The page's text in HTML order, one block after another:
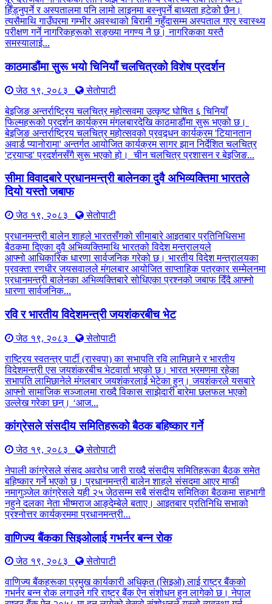
हिँड्नुपर्ने र अस्पतालमा पनि लामो लाइनमा बस्नुपर्ने बाध्यता हटेको छैन।
त्यसैमाथि गाउँघरमा गम्भीर अवस्थाको बिरामी नहुँदासम्म अस्पताल गएर स्वास्थ्य
परीक्षण गर्ने नागरिकहरूको सङ्ख्या नगण्य नै छ। नागरिकका यस्तै
समस्यालाई...
काठमाडौंमा सुरू भयो चिनियाँ चलचित्रको विशेष प्रदर्शन
जेठ १९, २०८३
सेतोपाटी
बेइजिङ अन्तर्राष्ट्रिय चलचित्र महोत्सवमा उत्कृष्ट घोषित ६ चिनियाँ
फिल्महरूको प्रदर्शन कार्यक्रम मंगलबारदेखि काठमाडौंमा सुरू भएको छ।
बेइजिङ अन्तर्राष्ट्रिय चलचित्र महोत्सवको प्रवद्र्धन कार्यक्रम 'टियानतान
अवार्ड प्यानोरामा' अन्तर्गत आयोजित कार्यक्रम सागर झान निर्देशित चलचित्र
'ट्रयाप्ड' प्रदर्शनसँगै सुरू भएको हो। चीन चलचित्र प्रशासन र बेइजिङ...
सीमा विवादबारे प्रधानमन्त्री बालेनका दुवै अभिव्यक्तिमा भारतले
दियो यस्तो जबाफ
जेठ १९, २०८३
सेतोपाटी
प्रधानमन्त्री बालेन शाहले भारतसँगको सीमाबारे आइतबार प्रतिनिधिसभा
बैठकमा दिएका दुवै अभिव्यक्तिमाथि भारतको विदेश मन्त्रालयले
आफ्नो आधिकारिक धारणा सार्वजनिक गरेको छ। भारतीय विदेश मन्त्रालयका
प्रवक्ता रणधीर जयसवालले मंगलबार आयोजित साप्ताहिक पत्रकार सम्मेलनमा
प्रधानमन्त्री बालेनका अभिव्यक्तिबारे सोधिएका प्रश्नको जबाफ दिँदै आफ्नो
धारणा सार्वजनिक...
रवि र भारतीय विदेशमन्त्री जयशंकरबीच भेट
जेठ १९, २०८३
सेतोपाटी
राष्ट्रिय स्वतन्त्र पार्टी (रास्वपा) का सभापति रवि लामिछाने र भारतीय
विदेशमन्त्री एस जयशंकरबीच भेटवार्ता भएको छ। भारत भ्रमणमा रहेका
सभापति लामिछानेले मंगलबार जयशंकरलाई भेटेका हुन्। जयशंकरले यसबारे
आफ्नो सामाजिक सञ्जालमा राख्दै विकास साझेदारी बारेमा छलफल भएको
उल्लेख गरेका छन्। ‘आज...
कांग्रेसले संसदीय समितिहरूकाे बैठक बहिष्कार गर्ने
जेठ १९, २०८३
सेतोपाटी
नेपाली कांग्रेसले संसद अवरोध जारी राख्दै संसदीय समितिहरूका बैठक समेत
बहिष्कार गर्ने भएको छ। प्रधानमन्त्री बालेन शाहले संसदमा आएर माफी
नमागुञ्जेल कांग्रेसले यही २५ जेठसम्म सबै संसदीय समितिका बैठकमा सहभागी
नहुने दलका नेता भीष्मराज आङ्देम्बेले बताए। आइतबार प्रतिनिधि सभाको
प्रश्नोत्तर कार्यक्रममा प्रधानमन्त्री...
वाणिज्य बैंकका सिइओलाई गभर्नर बन्न रोक
जेठ १९, २०८३
सेतोपाटी
वाणिज्य बैंकहरूका प्रमुख कार्यकारी अधिकृत (सिइओ) लाई राष्ट्र बैंकको
गभर्नर बन्न रोक लगाउने गरि राष्ट्र बैंक ऐन संशोधन हुन लागेको छ। नेपाल